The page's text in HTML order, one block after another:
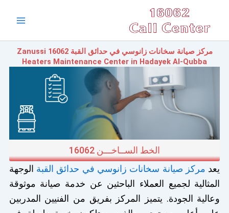
المحتوى
مركز صيانة سخانات زانوسي في حدائق القبة 16062 Zanussi
Heaters Maintenance Center in Hadayek Al-Qubba
الخط الســاخـــن 16062
يعد مركز صيانة سخانات زانوسي في حدائق القبة الوجهة
المثالية لجميع العملاء الباحثين عن خدمة صيانة موثوقة
وعالية الجودة. يتميز المركز بفريق من الفنيين المدربين